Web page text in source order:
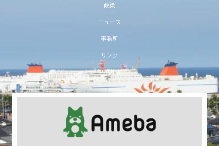
政策
ニュース
事務所
リンク
PHOTO